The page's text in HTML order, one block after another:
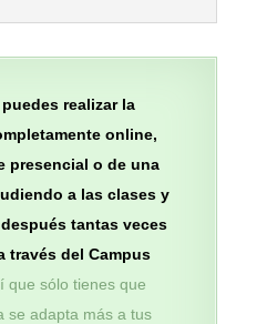
puedes realizar la
online,
presencial o de una
a las clases y
tantas veces
través del Campus
que sólo tienes que
se adapta más a tus